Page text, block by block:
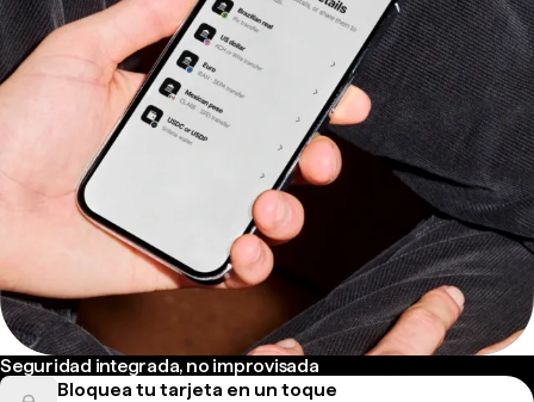
Seguridad integrada, no improvisada
Bloquea tu tarjeta en un toque